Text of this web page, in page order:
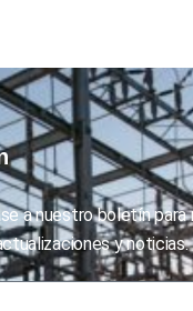
a nuestro boletín para
y noticias.